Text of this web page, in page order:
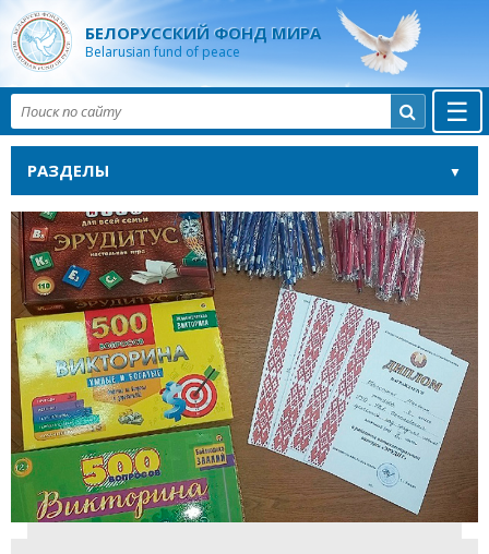
БЕЛОРУССКИЙ ФОНД МИРА
Belarusian fund of peace
☰

РАЗДЕЛЫ